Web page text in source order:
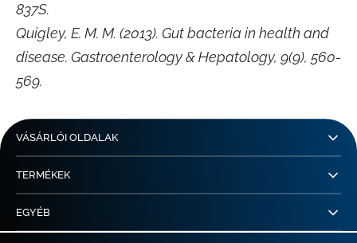
837S.
Quigley, E. M. M. (2013). Gut bacteria in health and
disease. Gastroenterology & Hepatology, 9(9), 560-
569.
VÁSÁRLÓI OLDALAK
TERMÉKEK
EGYÉB